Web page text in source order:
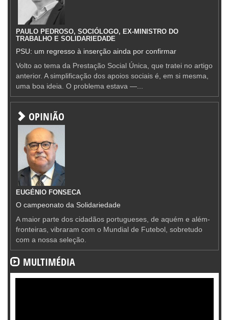
PAULO PEDROSO, SOCIÓLOGO, EX-MINISTRO DO
TRABALHO E SOLIDARIEDADE
PSU: um regresso à inserção ainda por confirmar
Volto ao tema da Prestação Social Única, que tratei no artigo
anterior. A simplificação dos apoios sociais é, em si mesma,
uma boa ideia. O problema estava —...
OPINIÃO
EUGÉNIO FONSECA
O campeonato da Solidariedade
A maior parte dos cidadãos portugueses, de aquém e além-
fronteiras, vibraram com o Mundial de Futebol, sobretudo
com a nossa seleção.
MULTIMÉDIA